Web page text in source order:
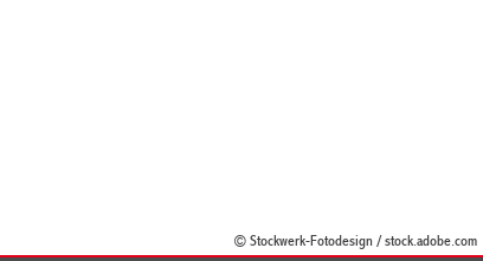
© Stockwerk-Fotodesign / stock.adobe.com